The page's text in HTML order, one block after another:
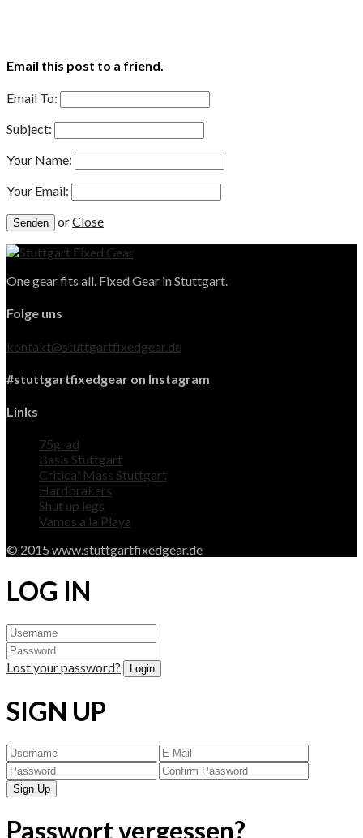
Email this post to a friend.
Email To:
Subject:
Your Name:
Your Email:
orClose
One gear fits all. Fixed Gear in Stuttgart.
Folge uns
kontakt@stuttgartfixedgear.de
#stuttgartfixedgear on Instagram
Links
75grad
Basis Stuttgart
Critical Mass Stuttgart
Hardbrakers
Shut up legs
Vamos a la Playa
© 2015 www.stuttgartfixedgear.de
LOG IN
Lost your password?
SIGN UP
Passwort vergessen?